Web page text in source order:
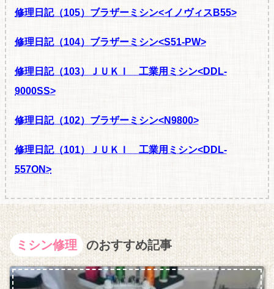
修理日記（105）ブラザーミシン<イノヴィスB55>
修理日記（104）ブラザーミシン<S51-PW>
修理日記（103）ＪＵＫＩ 工業用ミシン<DDL-
9000SS>
修理日記（102）ブラザーミシン<N9800>
修理日記（101）ＪＵＫＩ 工業用ミシン<DDL-
557ON>
ミシン修理 のおすすめ記事